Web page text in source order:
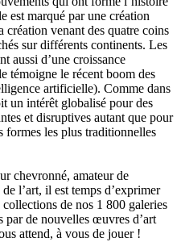
est marqué par une création
venant des quatre coins
sur différents continents. Les
aussi d’une croissance
témoigne le récent boom des
artificielle). Comme dans
un intérêt globalisé pour des
et disruptives autant que pour
les plus traditionnelles
chevronné, amateur de
l’art, il est temps d’exprimer
de nos 1 800 galeries
par de nouvelles œuvres d’art
attend, à vous de jouer !